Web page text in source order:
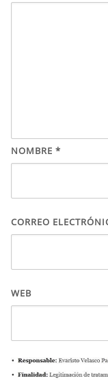
NOMBRE *
CORREO
WEB